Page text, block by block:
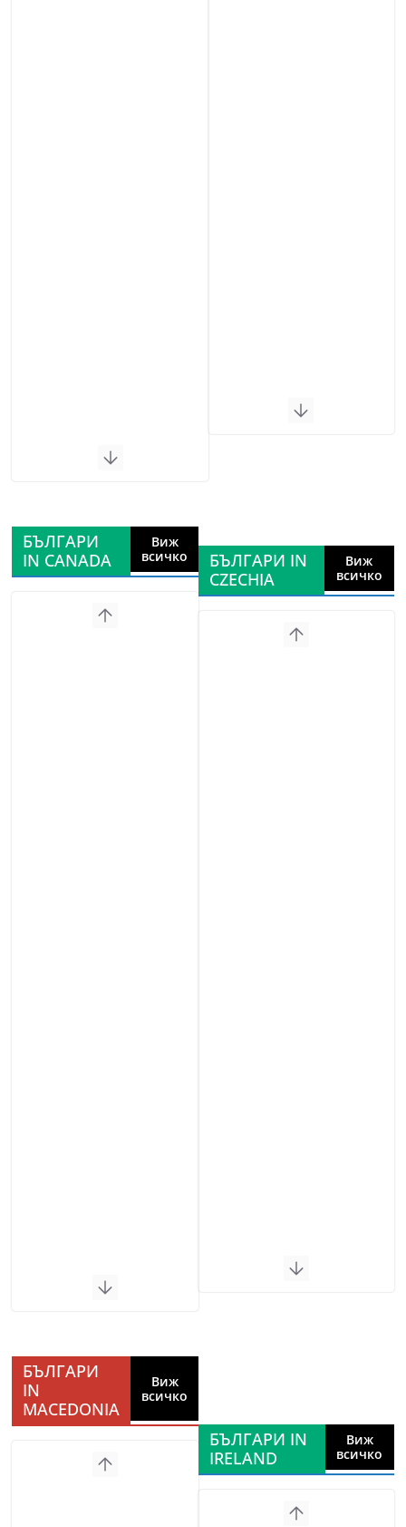
БЪЛГАРИ
IN CANADA
Виж
всичко
БЪЛГАРИ IN
CZECHIA
Виж
всичко
БЪЛГАРИ
IN
MACEDONIA
Виж
всичко
БЪЛГАРИ IN
IRELAND
Виж
всичко